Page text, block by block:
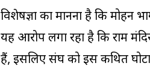
विशेषज्ञों का मानना है कि
यह आरोप लगा रहा है कि राम
हैं, इसलिए संघ को इस कथित